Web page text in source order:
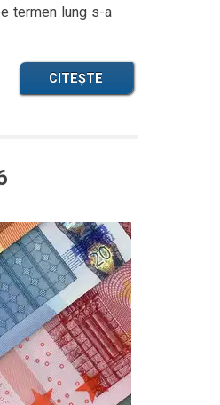
termen lung s-a
CITEȘTE